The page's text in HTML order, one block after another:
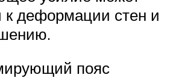
к деформации стен и
пояс